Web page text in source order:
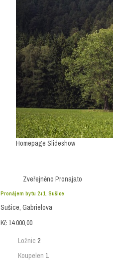
Homepage Slideshow
Pronájem bytu
Zveřejněno Pronajato
Pronájem bytu 2+1, Sušice
Sušice, Gabrielova
Kč 14.000,00
Ložnic 2
Koupelen 1